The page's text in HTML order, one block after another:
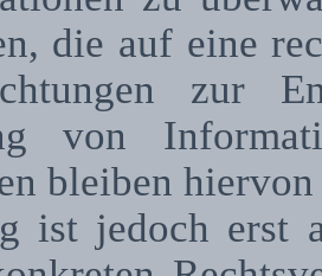
die auf eine
zur
von
bleiben
ist jedoch erst